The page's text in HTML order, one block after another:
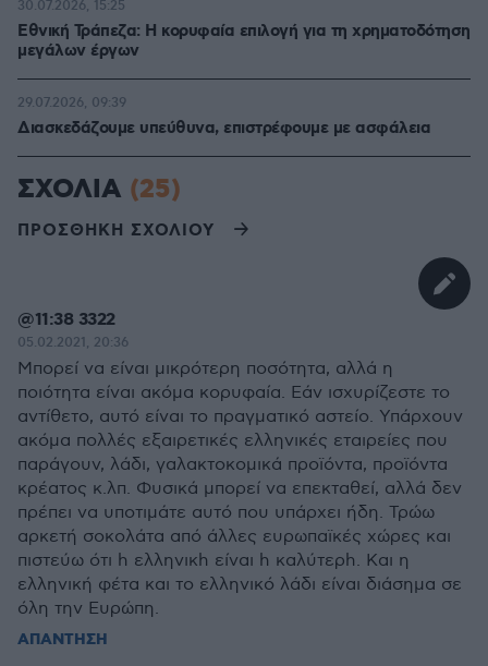
Εθνική Τράπεζα: Η κορυφαία επιλογή για τη χρηματοδότηση
μεγάλων έργων
30.07.2026, 15:25
Διασκεδάζουμε υπεύθυνα, επιστρέφουμε με ασφάλεια
29.07.2026, 09:39
ΣΧΟΛΙΑ (25)
ΠΡΟΣΘΗΚΗ ΣΧΟΛΙΟΥ
@11:38 3322
05.02.2021, 20:36
Μπορεί να είναι μικρότερη ποσότητα, αλλά η
ποιότητα είναι ακόμα κορυφαία. Εάν ισχυρίζεστε το
αντίθετο, αυτό είναι το πραγματικό αστείο. Υπάρχουν
ακόμα πολλές εξαιρετικές ελληνικές εταιρείες που
παράγουν, λάδι, γαλακτοκομικά προϊόντα, προϊόντα
κρέατος κ.λπ. Φυσικά μπορεί να επεκταθεί, αλλά δεν
πρέπει να υποτιμάτε αυτό που υπάρχει ήδη. Τρώω
αρκετή σοκολάτα από άλλες ευρωπαϊκές χώρες και
πιστεύω ότι h ελληνικh είναι h καλύτερh. Και η
ελληνική φέτα και το ελληνικό λάδι είναι διάσημα σε
όλη την Ευρώπη.
ΑΠΑΝΤΗΣΗ